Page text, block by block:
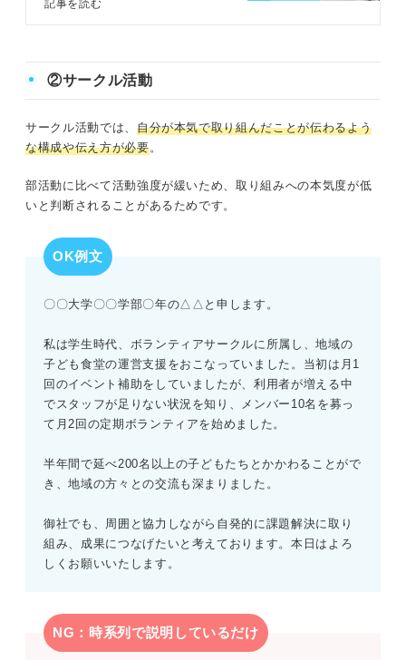
を伝えるカギにしてください。
記事を読む
②サークル活動
サークル活動では、 自分が本気で取り組んだことが伝わるよう
な構成や伝え方が必要。
部活動に比べて活動強度が緩いため、取り組みへの本気度が低
いと判断されることがあるためです。
OK例文
〇〇大学〇〇学部〇年の△△と申します。
私は学生時代、ボランティアサークルに所属し、地域の
子ども食堂の運営支援をおこなっていました。当初は月1
回のイベント補助をしていましたが、利用者が増える中
でスタッフが足りない状況を知り、メンバー10名を募っ
て月2回の定期ボランティアを始めました。
半年間で延べ200名以上の子どもたちとかかわることがで
き、地域の方々との交流も深まりました。
御社でも、周囲と協力しながら自発的に課題解決に取り
組み、成果につなげたいと考えております。本日はよろ
しくお願いいたします。
NG：時系列で説明しているだけ